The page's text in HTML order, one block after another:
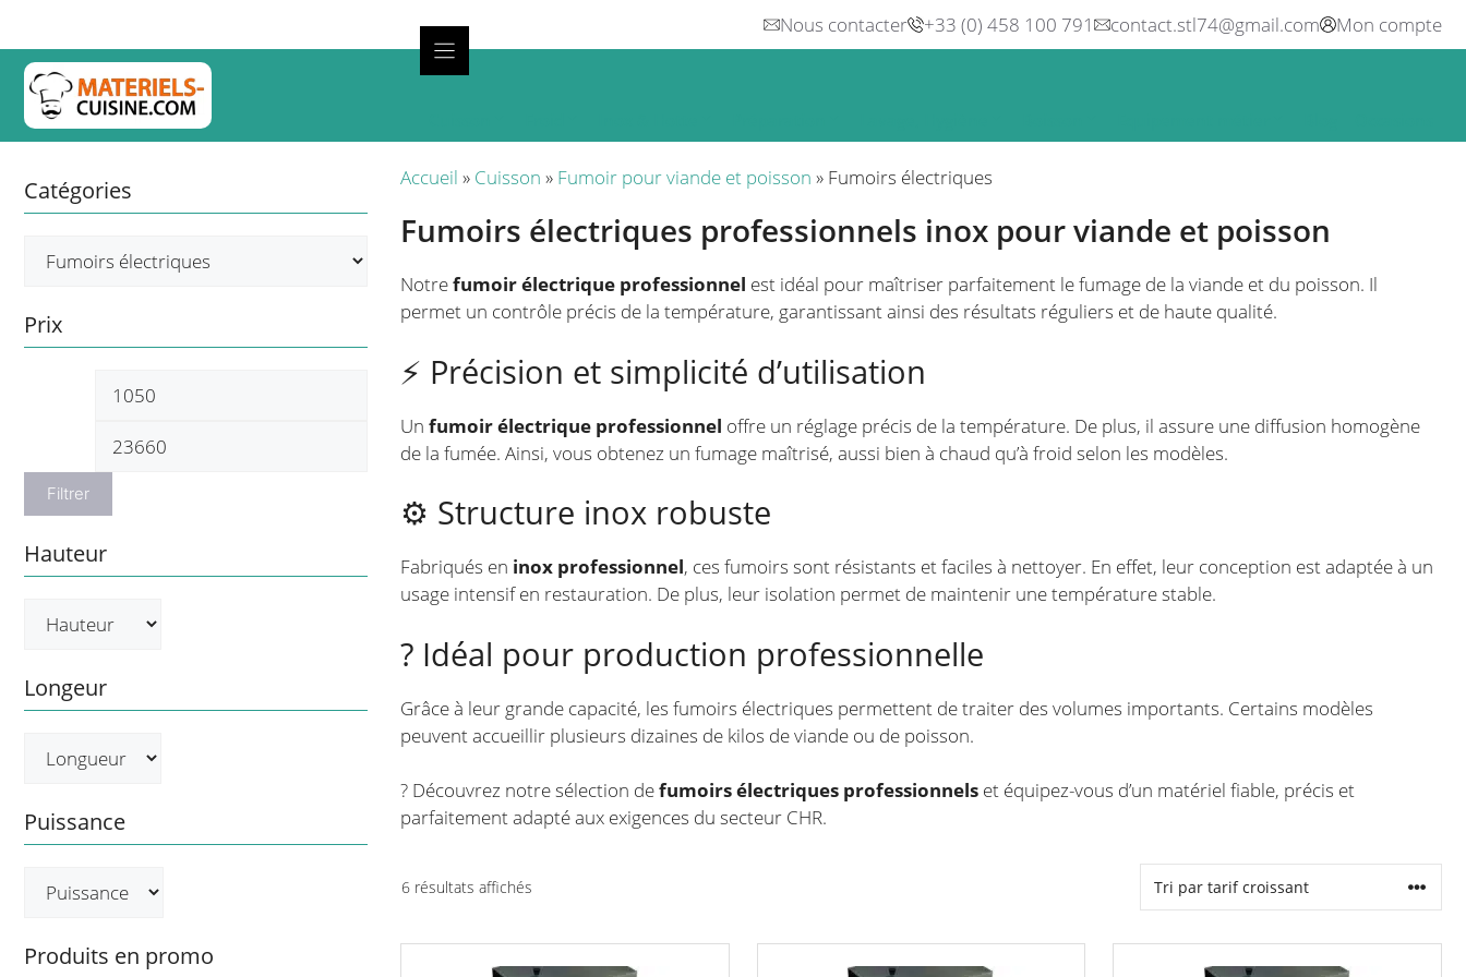
contenu
Nous contacter +33 (0) 458 100 791 contact.stl74@gmail.com Mon compte
Accueil » Cuisson » Fumoir pour viande et poisson » Fumoirs électriques
Fumoirs électriques professionnels inox pour viande et poisson
Notrefumoir électrique professionnel est idéal pour maîtriser parfaitement le fumage de la viande et du poisson. Il
permet un contrôle précis de la température, garantissant ainsi des résultats réguliers et de haute qualité.
⚡ Précision et simplicité d’utilisation
Un fumoir électrique professionnel offre un réglage précis de la température. De plus, il assure une diffusion homogène
de la fumée. Ainsi, vous obtenez un fumage maîtrisé, aussi bien à chaud qu’à froid selon les modèles.
⚙️ Structure inox robuste
Fabriqués en inox professionnel, ces fumoirs sont résistants et faciles à nettoyer. En effet, leur conception est adaptée à un
usage intensif en restauration. De plus, leur isolation permet de maintenir une température stable.
? Idéal pour production professionnelle
Grâce à leur grande capacité, les fumoirs électriques permettent de traiter des volumes importants. Certains modèles
peuvent accueillir plusieurs dizaines de kilos de viande ou de poisson.
? Découvrez notre sélection defumoirs électriques professionnels et équipez-vous d’un matériel fiable, précis et
parfaitement adapté aux exigences du secteur CHR.
6 résultats affichés
Catégories
Prix
Prix
Filtrer
Hauteur
Longeur
Puissance
Produits en promo